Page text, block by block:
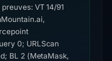
VT 14/91
0; URLScan
BL 2 (MetaMask,